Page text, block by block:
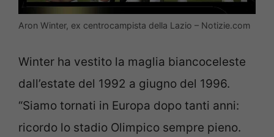
Aron Winter, ex centrocampista della Lazio – Notizie.com
Winter ha vestito la maglia biancoceleste
dall’estate del 1992 a giugno del 1996.
“Siamo tornati in Europa dopo tanti anni:
ricordo lo stadio Olimpico sempre pieno.